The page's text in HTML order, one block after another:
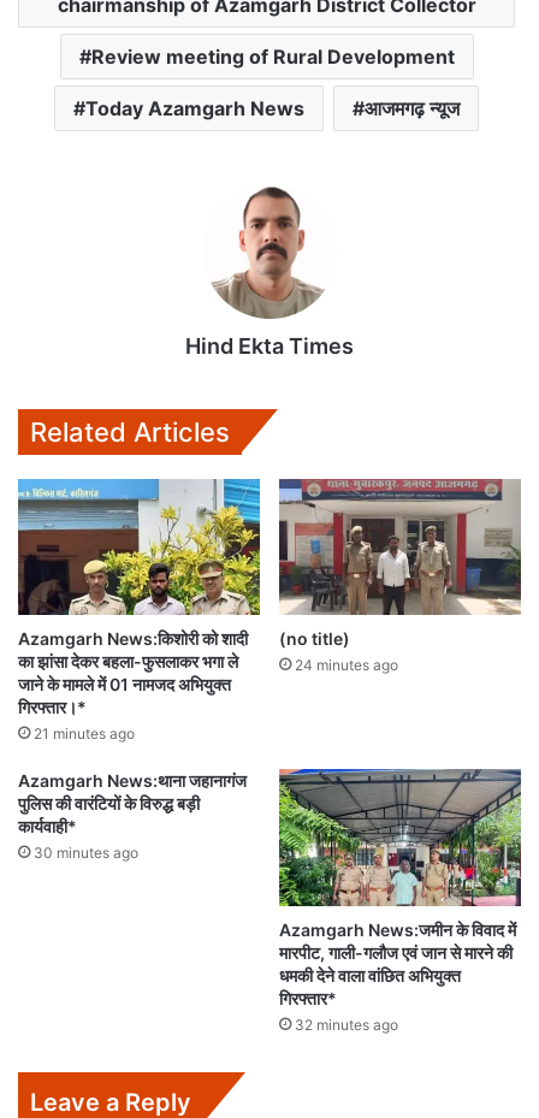
p
k
Review meeting of Rural Development
Today Azamgarh News आजमगढ़ न्यूज
Hind Ekta Times
Related Articles
Azamgarh News:किशोरी को शादी
का झांसा देकर बहला-फुसलाकर भगा ले
जाने के मामले में 01 नामजद अभियुक्त
गिरफ्तार।*
21 minutes ago
(no title)
24 minutes ago
Azamgarh News:थाना जहानागंज
पुलिस की वारंटियों के विरुद्ध बड़ी
कार्यवाही*
30 minutes ago
Azamgarh News:जमीन के विवाद में
मारपीट, गाली-गलौज एवं जान से मारने की
धमकी देने वाला वांछित अभियुक्त
गिरफ्तार*
32 minutes ago
Leave a Reply